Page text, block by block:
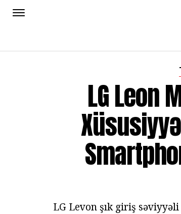
LG Leon
LG Levon şık giriş